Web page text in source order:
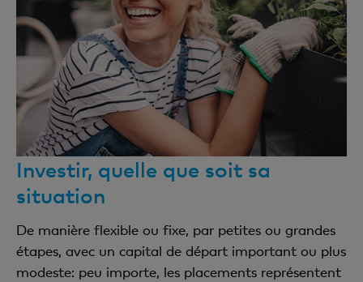
Investir, quelle que soit sa
situation
De manière flexible ou fixe, par petites ou grandes
étapes, avec un capital de départ important ou plus
modeste: peu importe, les placements représentent